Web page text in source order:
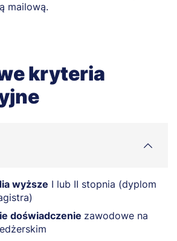
mailową.
kryteria
wyższe I lub II stopnia (dyplom
doświadczenie zawodowe na